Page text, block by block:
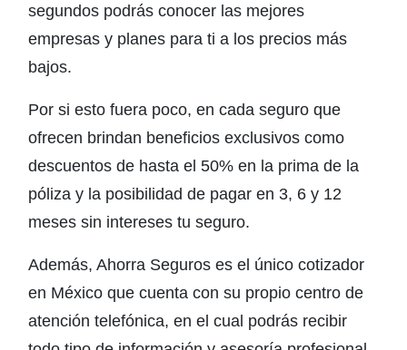
segundos podrás conocer las mejores
empresas y planes para ti a los precios más
bajos.
Por si esto fuera poco, en cada seguro que
ofrecen brindan beneficios exclusivos como
descuentos de hasta el 50% en la prima de la
póliza y la posibilidad de pagar en 3, 6 y 12
meses sin intereses tu seguro.
Además, Ahorra Seguros es el único cotizador
en México que cuenta con su propio centro de
atención telefónica, en el cual podrás recibir